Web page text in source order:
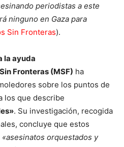
periodistas a este
ninguno en Gaza para
Sin Fronteras).
la ayuda
Fronteras (MSF) ha
sobre los puntos de
los que describe
. Su investigación, recogida
concluye que estos
«asesinatos orquestados y